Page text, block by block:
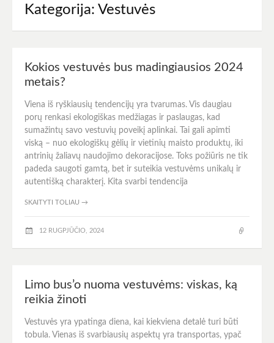
Kategorija: Vestuvės
Kokios vestuvės bus madingiausios 2024
metais?
Viena iš ryškiausių tendencijų yra tvarumas. Vis daugiau
porų renkasi ekologiškas medžiagas ir paslaugas, kad
sumažintų savo vestuvių poveikį aplinkai. Tai gali apimti
viską – nuo ekologiškų gėlių ir vietinių maisto produktų, iki
antrinių žaliavų naudojimo dekoracijose. Toks požiūris ne tik
padeda saugoti gamtą, bet ir suteikia vestuvėms unikalų ir
autentišką charakterį. Kita svarbi tendencija
SKAITYTI TOLIAU →
12 RUGPJŪČIO, 2024
Limo bus’o nuoma vestuvėms: viskas, ką
reikia žinoti
Vestuvės yra ypatinga diena, kai kiekviena detalė turi būti
tobula. Vienas iš svarbiausių aspektų yra transportas, ypač